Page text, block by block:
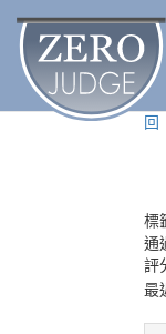
回
標
通
評
最